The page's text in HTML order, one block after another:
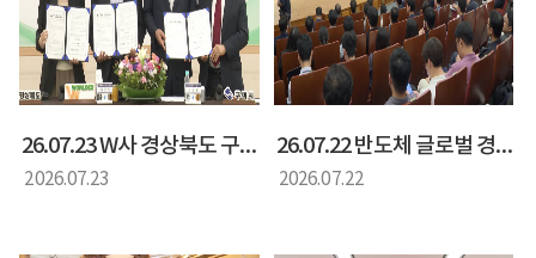
26.07.23 W사 경상북도 구미시 투자양해각서 체결식(양금희 경상북도 정무부지사)
2026.07.23
26.07.22 반도체 글로벌 경쟁력 강화를 위한 국가 전략 국회 토론회(양금희 경제부지사)
2026.07.22